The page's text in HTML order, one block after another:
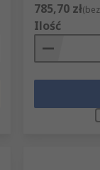
785,70 zł
Ilość